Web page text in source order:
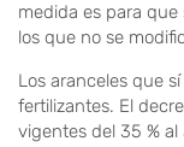
medida es para
los que no se
Los aranceles que
fertilizantes. El
vigentes del 35 %